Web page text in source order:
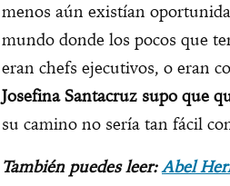
menos aún existían
mundo donde los pocos que
eran chefs ejecutivos, o eran
Josefina Santacruz supo que
su camino no sería tan fácil
También puedes leer:Abel